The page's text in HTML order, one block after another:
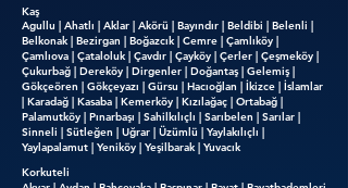
Kaş
Agullu | Ahatlı | Aklar | Akörü | Bayındır | Beldibi | Belenli |
Belkonak | Bezirgan | Boğazcık | Cemre | Çamlıköy |
Çamlıova | Çataloluk | Çavdır | Çayköy | Çerler | Çeşmeköy |
Çukurbağ | Dereköy | Dirgenler | Doğantaş | Gelemiş |
Gökçeören | Gökçeyazı | Gürsu | Hacıoğlan | İkizce | İslamlar
| Karadağ | Kasaba | Kemerköy | Kızılağaç | Ortabağ |
Palamutköy | Pınarbaşı | Sahilkılıçlı | Sarıbelen | Sarılar |
Sinneli | Sütleğen | Uğrar | Üzümlü | Yaylakılıçlı |
Yaylapalamut | Yeniköy | Yeşilbarak | Yuvacık
Korkuteli